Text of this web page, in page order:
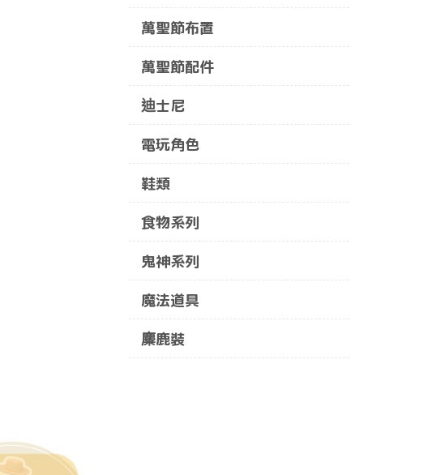
萬聖節布置
萬聖節配件
迪士尼
電玩角色
鞋類
食物系列
鬼神系列
魔法道具
麋鹿裝